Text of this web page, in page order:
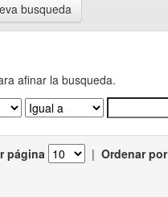
busqueda
afinar la busqueda.
página | Ordenar por